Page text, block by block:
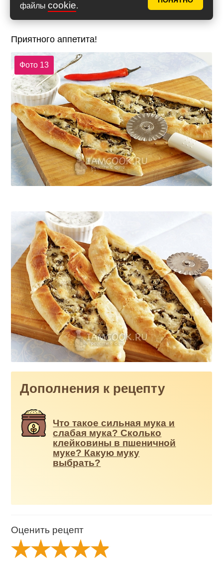
файлы cookie.
Приятного аппетита!
Фото 13
Дополнения к рецепту
Что такое сильная мука и
слабая мука? Сколько
клейковины в пшеничной
муке? Какую муку
выбрать?
Оценить рецепт